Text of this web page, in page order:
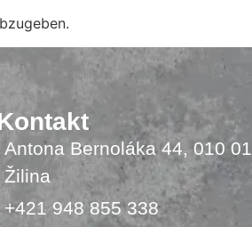
Antona Bernoláka 44, 010 01
Žilina
+421 948 855 338